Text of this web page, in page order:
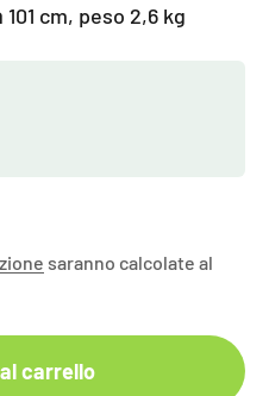
101 cm, peso 2,6 kg
saranno calcolate al
carrello